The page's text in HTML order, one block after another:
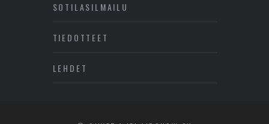
SOTILASILMAILU
TIEDOTTEET
LEHDET